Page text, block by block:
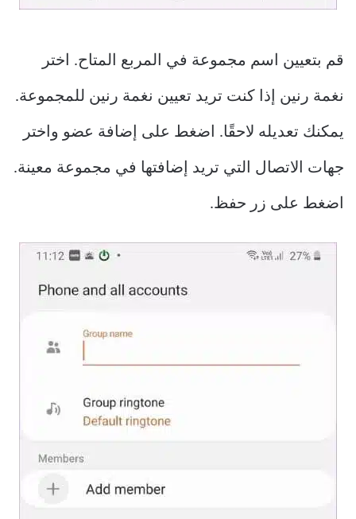
قم بتعيين اسم مجموعة في المربع المتاح. اختر
نغمة رنين إذا كنت تريد تعيين نغمة رنين للمجموعة.
يمكنك تعديله لاحقًا. اضغط على إضافة عضو واختر
جهات الاتصال التي تريد إضافتها في مجموعة معينة.
اضغط على زر حفظ.